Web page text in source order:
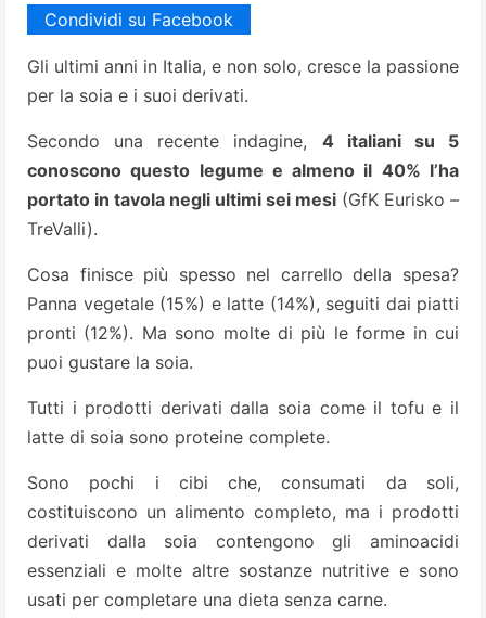
Condividi su Facebook
Gli ultimi anni in Italia, e non solo, cresce la passione
per la soia e i suoi derivati.
Secondo una recente indagine, 4 italiani su 5
conoscono questo legume e almeno il 40% l’ha
portato in tavola negli ultimi sei mesi (GfK Eurisko –
TreValli).
Cosa finisce più spesso nel carrello della spesa?
Panna vegetale (15%) e latte (14%), seguiti dai piatti
pronti (12%). Ma sono molte di più le forme in cui
puoi gustare la soia.
Tutti i prodotti derivati dalla soia come il tofu e il
latte di soia sono proteine complete.
Sono pochi i cibi che, consumati da soli,
costituiscono un alimento completo, ma i prodotti
derivati dalla soia contengono gli aminoacidi
essenziali e molte altre sostanze nutritive e sono
usati per completare una dieta senza carne.